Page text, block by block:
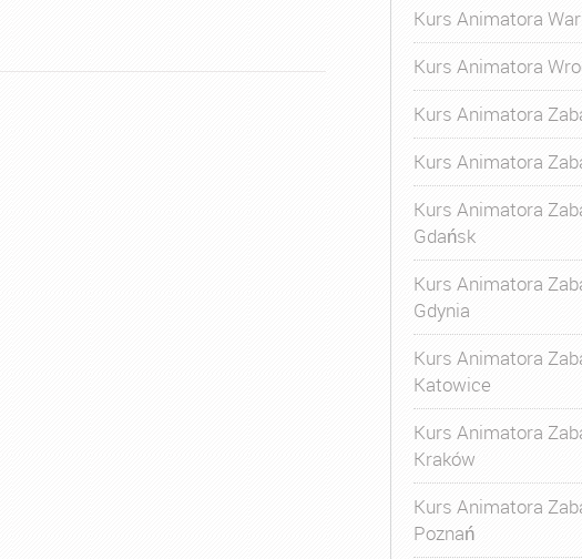
Kurs Animatora
Kurs Animatora
Kurs Animatora
Kurs Animatora
Kurs Animatora
Gdańsk
Kurs Animatora
Gdynia
Kurs Animatora
Katowice
Kurs Animatora
Kraków
Kurs Animatora
Poznań